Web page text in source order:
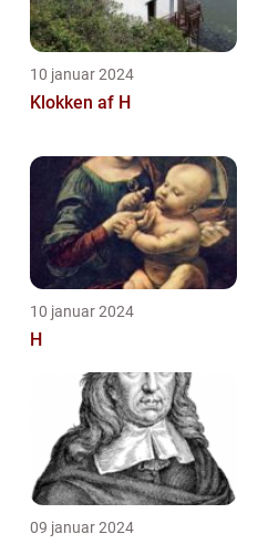
10 januar 2024
Klokken af H
10 januar 2024
H
09 januar 2024